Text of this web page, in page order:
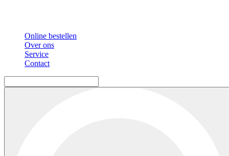
Online bestellen
Over ons
Service
Contact